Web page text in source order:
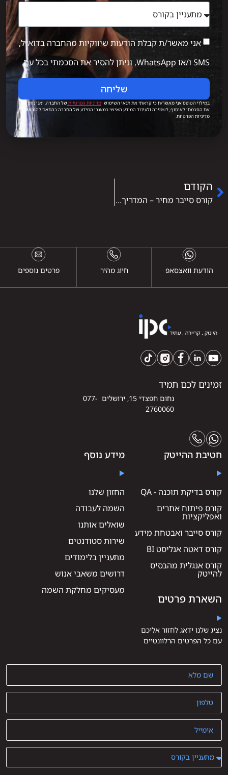
אני מאשר/ת קבלת הודעות שיווקיות מהחברה בדוא״ל,
SMS ו/או WhatsApp, וניתן להסיר את הסכמתי בכל עת.
שליחה
במילוי הטופס אני מאשר/ת כי קראתי את תנאי השימוש ומדיניות הפרטיות של החברה, ואני נותן/ת
את הסכמתי לאיסוף, לשמירה ולעיבוד המידע האישי במאגרי המידע של החברה בהתאם להוראות
מדיניות הפרטיות.
הקודם
קורס סייבר מחיר – המדריך המלא לעלויות, השוואה ושכר
הודעת וואצסאפ חיוג מהיר פרטים נוספים
זמינים לכם תמיד
נחום חפצדי 15, ירושלים 077-
2760060
חטיבת ההייטק
קורס בדיקת תוכנה - QA
קורס פיתוח אתרים
ואפליקציות
קורס סייבר ואבטחת מידע
קורס דאטה אנליסט BI
קורס אנגלית מהבסיס
להייטק
מידע נוסף
החזון שלנו
השמה לעבודה
שואלים אותנו
שירות סטודנטים
מתעניין בלימודים
דרושים משאבי אנוש
מעסיקים מחלקת השמה
השארת פרטים
נציג שלנו ידאג לחזור אליכם
עם כל הפרטים הרלוונטיים